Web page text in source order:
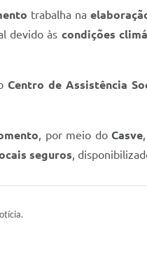
trabalha na
devido às condições
Centro de Assistência
, por meio doCasve
seguros,